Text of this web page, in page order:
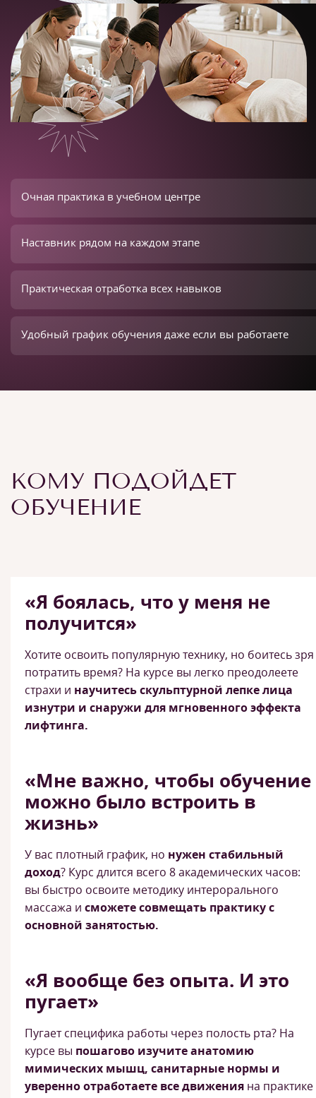
Очная практика в учебном центре
Наставник рядом на каждом этапе
Практическая отработка всех навыков
Удобный график обучения даже если вы работаете
КОМУ ПОДОЙДЕТ
ОБУЧЕНИЕ
«Я боялась, что у меня не
получится»
Хотите освоить популярную технику, но боитесь зря
потратить время? На курсе вы легко преодолеете
страхи и научитесь скульптурной лепке лица
изнутри и снаружи для мгновенного эффекта
лифтинга.
«Мне важно, чтобы обучение
можно было встроить в
жизнь»
У вас плотный график, но нужен стабильный
доход? Курс длится всего 8 академических часов:
вы быстро освоите методику интерорального
массажа и сможете совмещать практику с
основной занятостью.
«Я вообще без опыта. И это
пугает»
Пугает специфика работы через полость рта? На
курсе вы пошагово изучите анатомию
мимических мышц, санитарные нормы и
уверенно отработаете все движения на практике